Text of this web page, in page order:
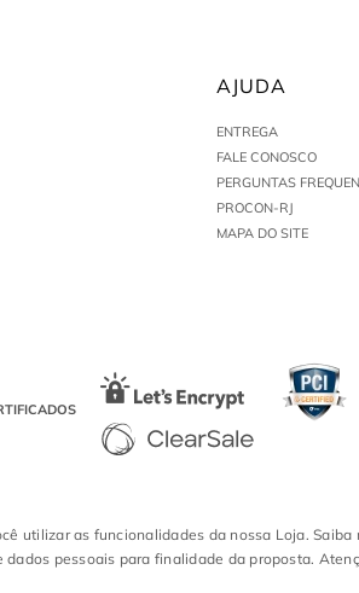
AJUDA
ENTREGA
FALE CONOSCO
PERGUNTAS
PROCON-RJ
MAPA DO SITE
utilizar as funcionalidades da nossa Loja.
dados pessoais para finalidade da proposta.